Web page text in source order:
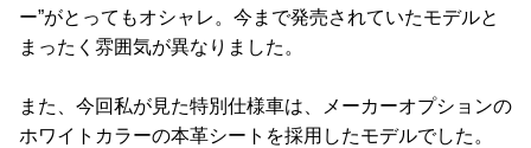
ー”がとってもオシャレ。今まで発売されていたモデルと
まったく雰囲気が異なりました。
また、今回私が見た特別仕様車は、メーカーオプションの
ホワイトカラーの本革シートを採用したモデルでした。